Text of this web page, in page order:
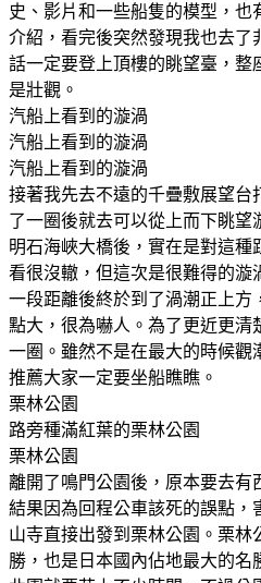
史、影片和一些船隻的模型，
介紹，看完後突然發現我也去了
話一定要登上頂樓的眺望臺，整
是壯觀。
汽船上看到的漩渦
汽船上看到的漩渦
汽船上看到的漩渦
接著我先去不遠的千疊敷展望台
了一圈後就去可以從上而下眺望
明石海峽大橋後，實在是對這種
看很沒轍，但這次是很難得的漩
一段距離後終於到了渦潮正上方
點大，很為嚇人。為了更近更清
一圈。雖然不是在最大的時候觀
推薦大家一定要坐船瞧瞧。
栗林公園
路旁種滿紅葉的栗林公園
栗林公園
離開了鳴門公園後，原本要去有
結果因為回程公車該死的誤點，
山寺直接出發到栗林公園。栗林
勝，也是日本國內佔地最大的名